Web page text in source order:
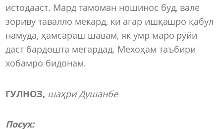
истодааст. Мард тамоман ношинос буд, вале
зориву тавалло мекард, ки агар ишқашро қабул
намуда, ҳамсараш шавам, як умр маро рӯйи
даст бардошта мегардад. Мехоҳам таъбири
хобамро бидонам.
ГУЛНОЗ, шаҳри Душанбе
Посух: